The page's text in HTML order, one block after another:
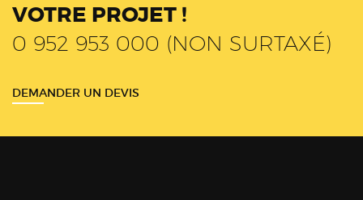
VOTRE PROJET !
0 952 953 000 (NON SURTAXÉ)
DEMANDER UN DEVIS